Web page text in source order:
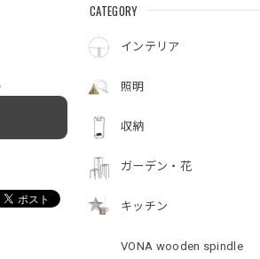
CATEGORY
インテリア
照明
収納
ガーデン・花
キッチン
VONA wooden spindle